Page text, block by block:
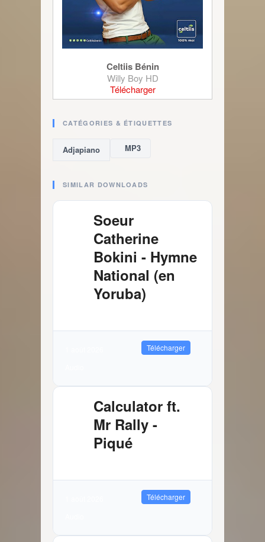
Celtiis Bénin
Willy Boy HD
Télécharger
CATÉGORIES & ÉTIQUETTES
Adjapiano MP3
SIMILAR DOWNLOADS
Soeur
Catherine
Bokini - Hymne
National (en
Yoruba)
Télécharger
Calculator ft.
Mr Rally -
Piqué
Télécharger